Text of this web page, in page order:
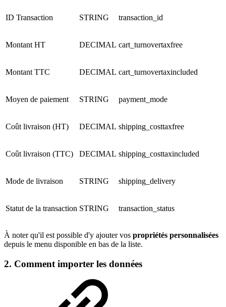
ID Transaction STRING transaction_id
Montant HT DECIMAL cart_turnovertaxfree
Montant TTC DECIMAL cart_turnovertaxincluded
Moyen de paiement STRING payment_mode
Coût livraison (HT) DECIMAL shipping_costtaxfree
Coût livraison (TTC) DECIMAL shipping_costtaxincluded
Mode de livraison STRING shipping_delivery
Statut de la transaction STRING transaction_status
À noter qu'il est possible d'y ajouter vos propriétés personnalisées
depuis le menu disponible en bas de la liste.
2. Comment importer les données